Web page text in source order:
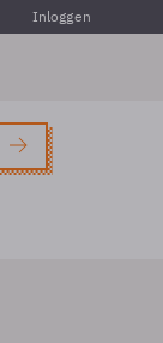
Inloggen